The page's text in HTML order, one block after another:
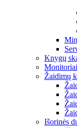
Knygų
Monitoriai
Žaidimų
Išorinės